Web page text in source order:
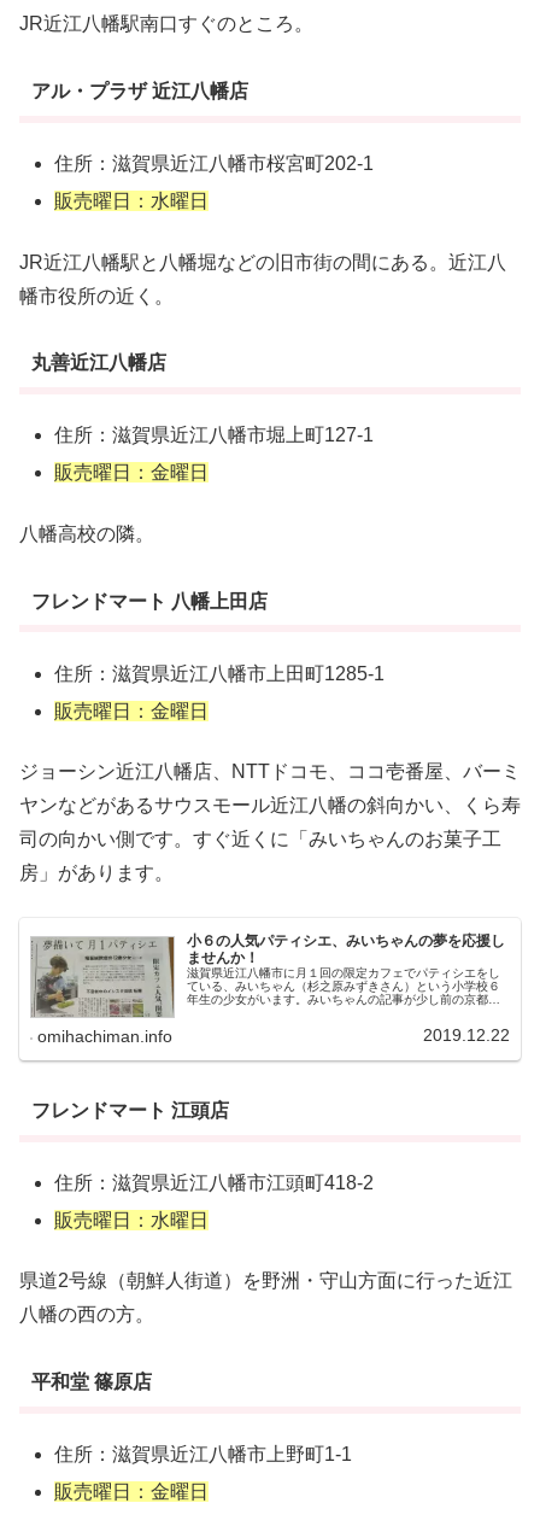
JR近江八幡駅南口すぐのところ。
アル・プラザ 近江八幡店
住所：滋賀県近江八幡市桜宮町202-1
販売曜日：水曜日
JR近江八幡駅と八幡堀などの旧市街の間にある。近江八
幡市役所の近く。
丸善近江八幡店
住所：滋賀県近江八幡市堀上町127-1
販売曜日：金曜日
八幡高校の隣。
フレンドマート 八幡上田店
住所：滋賀県近江八幡市上田町1285-1
販売曜日：金曜日
ジョーシン近江八幡店、NTTドコモ、ココ壱番屋、バーミ
ヤンなどがあるサウスモール近江八幡の斜向かい、くら寿
司の向かい側です。すぐ近くに「みいちゃんのお菓子工
房」があります。
小６の人気パティシエ、みいちゃんの夢を応援し
ませんか！
滋賀県近江八幡市に月１回の限定カフェでパティシエをし
ている、みいちゃん（杉之原みずきさん）という小学校６
年生の少女がいます。みいちゃんの記事が少し前の京都新
omihachiman.info 2019.12.22
フレンドマート 江頭店
住所：滋賀県近江八幡市江頭町418-2
販売曜日：水曜日
県道2号線（朝鮮人街道）を野洲・守山方面に行った近江
八幡の西の方。
平和堂 篠原店
住所：滋賀県近江八幡市上野町1-1
販売曜日：金曜日